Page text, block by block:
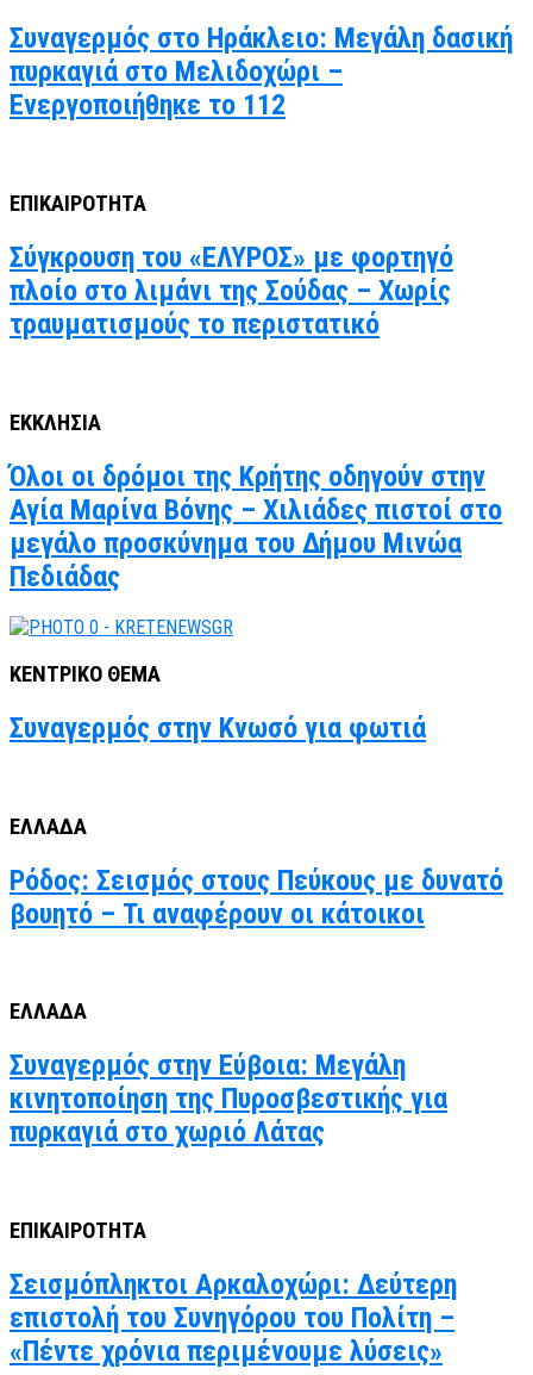
Συναγερμός στο Ηράκλειο: Μεγάλη δασική
πυρκαγιά στο Μελιδοχώρι –
Ενεργοποιήθηκε το 112
ΕΠΙΚΑΙΡΟΤΗΤΑ
Σύγκρουση του «ΕΛΥΡΟΣ» με φορτηγό
πλοίο στο λιμάνι της Σούδας – Χωρίς
τραυματισμούς το περιστατικό
ΕΚΚΛΗΣΙΑ
Όλοι οι δρόμοι της Κρήτης οδηγούν στην
Αγία Μαρίνα Βόνης – Χιλιάδες πιστοί στο
μεγάλο προσκύνημα του Δήμου Μινώα
Πεδιάδας
ΚΕΝΤΡΙΚΟ ΘΕΜΑ
Συναγερμός στην Κνωσό για φωτιά
ΕΛΛΑΔΑ
Ρόδος: Σεισμός στους Πεύκους με δυνατό
βουητό – Τι αναφέρουν οι κάτοικοι
ΕΛΛΑΔΑ
Συναγερμός στην Εύβοια: Μεγάλη
κινητοποίηση της Πυροσβεστικής για
πυρκαγιά στο χωριό Λάτας
ΕΠΙΚΑΙΡΟΤΗΤΑ
Σεισμόπληκτοι Αρκαλοχώρι: Δεύτερη
επιστολή του Συνηγόρου του Πολίτη –
«Πέντε χρόνια περιμένουμε λύσεις»